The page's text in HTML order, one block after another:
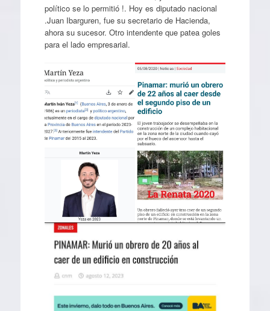
político se lo permitió !. Hoy es diputado nacional
.Juan Ibarguren, fue su secretario de Hacienda,
ahora su sucesor. Otro intendente que patea goles
para el lado empresarial.